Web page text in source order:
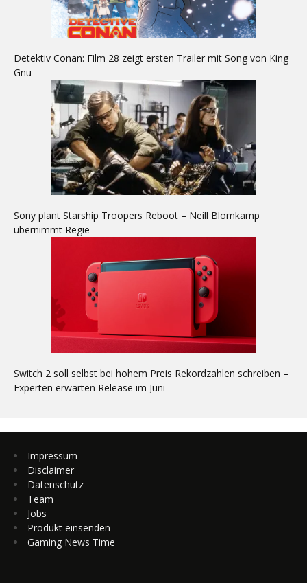
Detektiv Conan: Film 28 zeigt ersten Trailer mit Song von King
Gnu
Sony plant Starship Troopers Reboot – Neill Blomkamp
übernimmt Regie
Switch 2 soll selbst bei hohem Preis Rekordzahlen schreiben –
Experten erwarten Release im Juni
Impressum
Disclaimer
Datenschutz
Team
Jobs
Produkt einsenden
Gaming News Time